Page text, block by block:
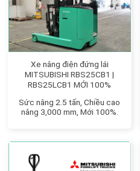
Xe nâng điện đứng lái
MITSUBISHI RBS25CB1 |
RBS25LCB1 MỚI 100%
Sức nâng 2.5 tấn, Chiều cao
nâng 3,000 mm, Mới 100%.